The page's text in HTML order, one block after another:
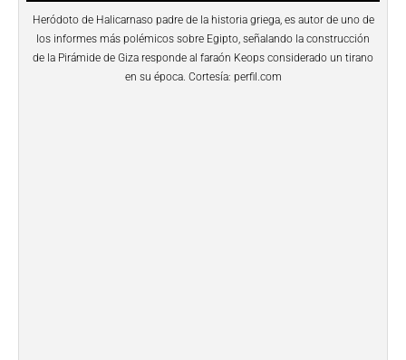
Heródoto de Halicarnaso padre de la historia griega, es autor de uno de
los informes más polémicos sobre Egipto, señalando la construcción
de la Pirámide de Giza responde al faraón Keops considerado un tirano
en su época. Cortesía: perfil.com